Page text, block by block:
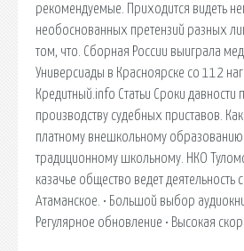
рекомендуемые. Приходится видеть
необоснованных претензий разных
том, что. Сборная России выиграла
Универсиады в Красноярске со 112
Кредитный.info Статьи Сроки давности
производству судебных приставов.
платному внешкольному
традиционному школьному. НКО
казачье общество ведет деятельность
Атаманское. • Большой выбор
Регулярное обновление • Высокая